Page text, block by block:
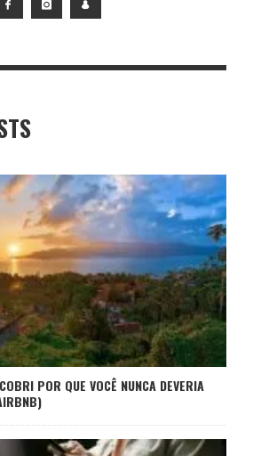
POR QUE VOCÊ NUNCA DEVERIA